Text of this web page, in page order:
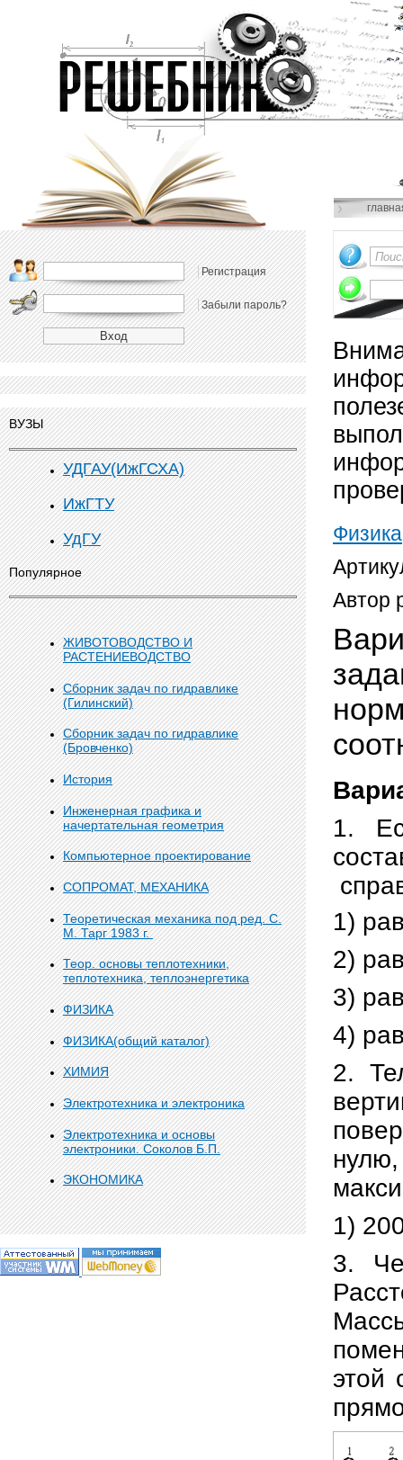
Регистрация
Забыли пароль?
ВУЗЫ
УДГАУ(ИжГСХА)
ИжГТУ
УдГУ
Популярное
ЖИВОТОВОДСТВО И
РАСТЕНИЕВОДСТВО
Сборник задач по гидравлике
(Гилинский)
Сборник задач по гидравлике
(Бровченко)
История
Инженерная графика и
начертательная геометрия
Компьютерное проектирование
СОПРОМАТ, МЕХАНИКА
Теоретическая механика под ред. С.
М. Тарг 1983 г.
Теор. основы теплотехники,
теплотехника, теплоэнергетика
ФИЗИКА
ФИЗИКА(общий каталог)
ХИМИЯ
Электротехника и электроника
Электротехника и основы
электроники. Соколов Б.П.
ЭКОНОМИКА
Физика
Автор
1.
1)
2)
3)
4)
2.
нулю,
1)
3.
этой